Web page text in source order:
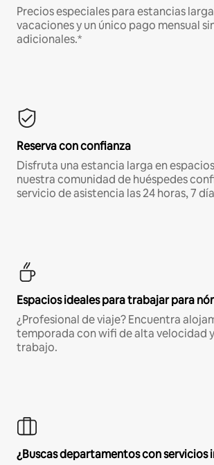
Precios especiales para estancias
vacaciones y un único pago mensual
adicionales.*
Reserva con confianza
Disfruta una estancia larga en
nuestra comunidad de huéspedes
servicio de asistencia las 24 horas, 7
Espacios ideales para trabajar para
¿Profesional de viaje? Encuentra
temporada con wifi de alta velocidad
trabajo.
¿Buscas departamentos con servicios